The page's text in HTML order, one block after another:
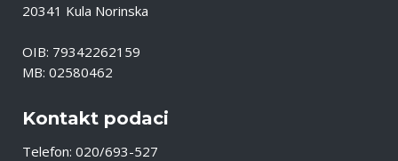
20341 Kula Norinska
OIB: 79342262159
MB: 02580462
Kontakt podaci
Telefon: 020/693-527